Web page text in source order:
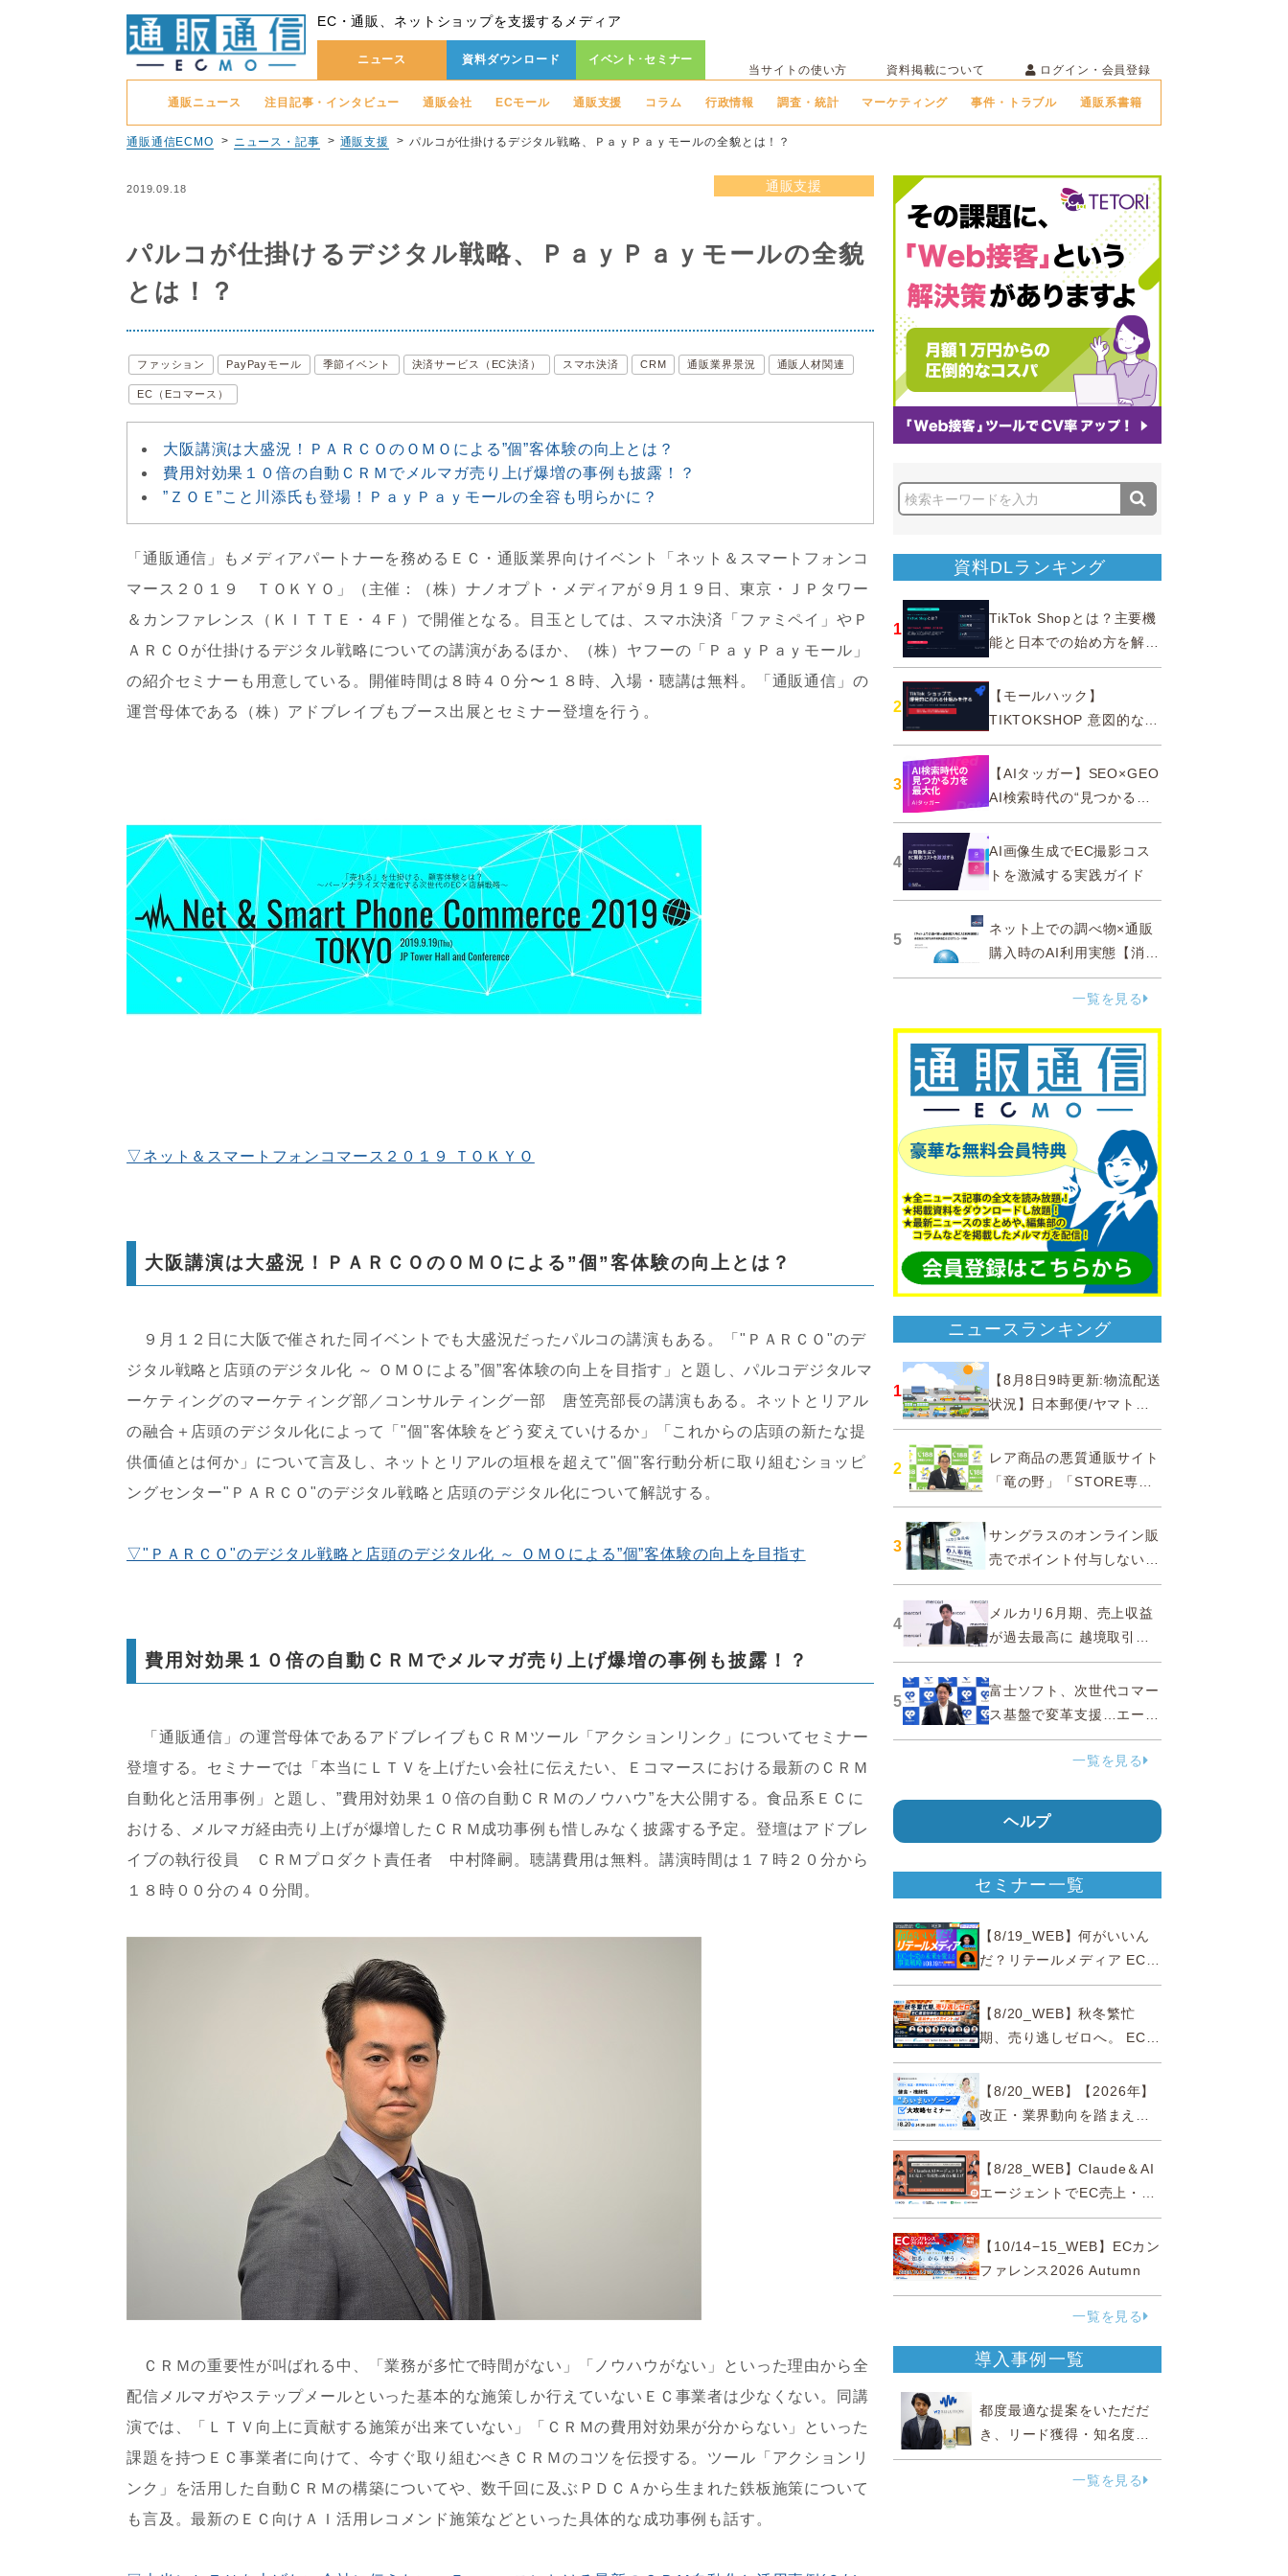
EC・通販、ネットショップを支援するメディア
ニュース 資料ダウンロード イベント･セミナー
当サイトの使い方 資料掲載について ログイン・会員登録
通販ニュース 注目記事・インタビュー 通販会社 ECモール 通販支援 コラム 行政情報 調査・統計 マーケティング 事件・トラブル 通販系書籍
通販通信ECMO ニュース・記事 通販支援 パルコが仕掛けるデジタル戦略、ＰａｙＰａｙモールの全貌とは！？
2019.09.18 通販支援
パルコが仕掛けるデジタル戦略、ＰａｙＰａｙモールの全貌
とは！？
ファッション PayPayモール 季節イベント 決済サービス（EC決済） スマホ決済 CRM 通販業界景況 通販人材関連
EC（Eコマース）
大阪講演は大盛況！ＰＡＲＣＯのＯＭＯによる”個”客体験の向上とは？
費用対効果１０倍の自動ＣＲＭでメルマガ売り上げ爆増の事例も披露！？
”ＺＯＥ”こと川添氏も登場！ＰａｙＰａｙモールの全容も明らかに？
「通販通信」もメディアパートナーを務めるＥＣ・通販業界向けイベント「ネット＆スマートフォンコ
マース２０１９ ＴＯＫＹＯ」（主催：（株）ナノオプト・メディアが９月１９日、東京・ＪＰタワー
＆カンファレンス（ＫＩＴＴＥ・４Ｆ）で開催となる。目玉としては、スマホ決済「ファミペイ」やＰ
ＡＲＣＯが仕掛けるデジタル戦略についての講演があるほか、（株）ヤフーの「ＰａｙＰａｙモール」
の紹介セミナーも用意している。開催時間は８時４０分〜１８時、入場・聴講は無料。「通販通信」の
運営母体である（株）アドブレイブもブース出展とセミナー登壇を行う。
▽ネット＆スマートフォンコマース２０１９ ＴＯＫＹＯ
大阪講演は大盛況！ＰＡＲＣＯのＯＭＯによる”個”客体験の向上とは？
９月１２日に大阪で催された同イベントでも大盛況だったパルコの講演もある。「"ＰＡＲＣＯ"のデ
ジタル戦略と店頭のデジタル化 ～ ＯＭＯによる”個”客体験の向上を目指す」と題し、パルコデジタルマ
ーケティングのマーケティング部／コンサルティング一部 唐笠亮部長の講演もある。ネットとリアル
の融合＋店頭のデジタル化によって「"個"客体験をどう変えていけるか」「これからの店頭の新たな提
供価値とは何か」について言及し、ネットとリアルの垣根を超えて"個"客行動分析に取り組むショッピ
ングセンター"ＰＡＲＣＯ"のデジタル戦略と店頭のデジタル化について解説する。
▽"ＰＡＲＣＯ"のデジタル戦略と店頭のデジタル化 ～ ＯＭＯによる”個”客体験の向上を目指す
費用対効果１０倍の自動ＣＲＭでメルマガ売り上げ爆増の事例も披露！？
「通販通信」の運営母体であるアドブレイブもＣＲＭツール「アクションリンク」についてセミナー
登壇する。セミナーでは「本当にＬＴＶを上げたい会社に伝えたい、Ｅコマースにおける最新のＣＲＭ
自動化と活用事例」と題し、”費用対効果１０倍の自動ＣＲＭのノウハウ”を大公開する。食品系ＥＣに
おける、メルマガ経由売り上げが爆増したＣＲＭ成功事例も惜しみなく披露する予定。登壇はアドブレ
イブの執行役員 ＣＲＭプロダクト責任者 中村降嗣。聴講費用は無料。講演時間は１７時２０分から
１８時００分の４０分間。
ＣＲＭの重要性が叫ばれる中、「業務が多忙で時間がない」「ノウハウがない」といった理由から全
配信メルマガやステップメールといった基本的な施策しか行えていないＥＣ事業者は少なくない。同講
演では、「ＬＴＶ向上に貢献する施策が出来ていない」「ＣＲＭの費用対効果が分からない」といった
課題を持つＥＣ事業者に向けて、今すぐ取り組むべきＣＲＭのコツを伝授する。ツール「アクションリ
ンク」を活用した自動ＣＲＭの構築についてや、数千回に及ぶＰＤＣＡから生まれた鉄板施策について
も言及。最新のＥＣ向けＡＩ活用レコメンド施策などといった具体的な成功事例も話す。
資料DLランキング
1
TikTok Shopとは？主要機
能と日本での始め方を解説
｜公式認定パートナー
2
【モールハック】
TIKTOKSHOP 意図的なバ
ズを生む法則
3
【AIタッガー】SEO×GEO
AI検索時代の“見つかる
力”を最大化
4
AI画像生成でEC撮影コス
トを激減する実践ガイド
5
ネット上での調べ物×通販
購入時のAI利用実態【消費
者調査 2025】
一覧を見る
ニュースランキング
1
【8月8日9時更新:物流配送
状況】日本郵便/ヤマト運
輸/佐川急便/西濃運輸/福山
通運
2
レア商品の悪質通販サイト
「竜の野」「STORE専門
ショップ」などに注意…消
費者庁
3
サングラスのオンライン販
売でポイント付与しないよ
う要請、ルックスオティカ
ジャパンが確約手続
4
メルカリ6月期、売上収益
が過去最高に 越境取引が
急成長
5
富士ソフト、次世代コマー
ス基盤で変革支援…エージ
ェンティックコマースに対
一覧を見る
ヘルプ
セミナー一覧
【8/19_WEB】何がいいん
だ？リテールメディア EC・
小売の未来を変える事業戦
略【8/20_WEB】秋冬繁忙
期、売り逃しゼロへ。 EC運
営効率化と機会損失を防ぐ
『直前チェックポイント』
【8/20_WEB】【2026年】
改正・業界動向を踏まえて
事例で理解 健食・機能
性“あいまいゾーン”大攻略セ
ミナー
【8/28_WEB】Claude＆AI
エージェントでEC売上・生
産性の両方を爆上げ ～ただ
使うだけじゃない！&qu...
【10/14−15_WEB】ECカン
ファレンス2026 Autumn
一覧を見る
導入事例一覧
都度最適な提案をいただだ
き、リード獲得・知名度向
上に効果実感
一覧を見る